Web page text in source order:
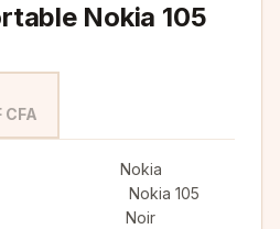
Nokia 105
CFA
Nokia
Nokia 105
Noir